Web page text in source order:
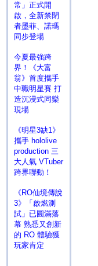
常」正式開
啟，全新禁閉
者墨菲、諾瑪
同步登場
今夏最強跨
界！《大富
翁》首度攜手
中職明星賽 打
造沉浸式同樂
現場
《明星3缺1》
攜手 hololive
production 三
大人氣 VTuber
跨界聯動！
《RO仙境傳說
3》「啟燃測
試」已圓滿落
幕 熟悉又創新
的 RO 體驗獲
玩家肯定